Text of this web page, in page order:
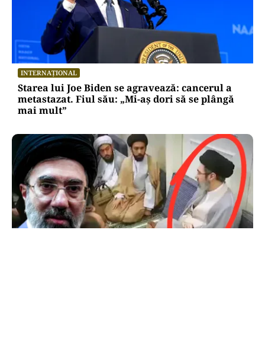
INTERNAȚIONAL
Starea lui Joe Biden se agravează: cancerul a
metastazat. Fiul său: „Mi-aș dori să se plângă
mai mult”